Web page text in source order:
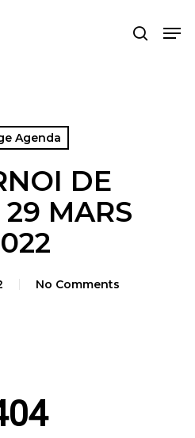
search
Agenda
DE
MARS
No Comments